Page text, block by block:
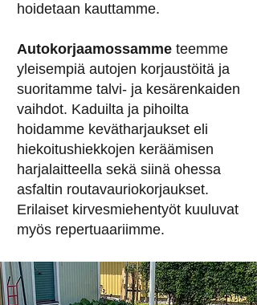
hoidetaan kauttamme.
Autokorjaamossamme teemme
yleisempiä autojen korjaustöitä ja
suoritamme talvi- ja kesärenkaiden
vaihdot. Kaduilta ja pihoilta
hoidamme kevätharjaukset eli
hiekoitushiekkojen keräämisen
harjalaitteella sekä siinä ohessa
asfaltin routavauriokorjaukset.
Erilaiset kirvesmiehentyöt kuuluvat
myös repertuaariimme.